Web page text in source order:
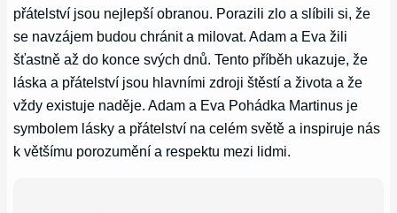
přátelství jsou nejlepší obranou. Porazili zlo a slíbili si, že
se navzájem budou chránit a milovat. Adam a Eva žili
šťastně až do konce svých dnů. Tento příběh ukazuje, že
láska a přátelství jsou hlavními zdroji štěstí a života a že
vždy existuje naděje. Adam a Eva Pohádka Martinus je
symbolem lásky a přátelství na celém světě a inspiruje nás
k většímu porozumění a respektu mezi lidmi.